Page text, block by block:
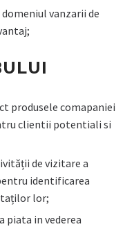
vanzarii de
produsele comapaniei
clientii potentiali si
de vizitare a
identificarea
lor;
piata in vederea